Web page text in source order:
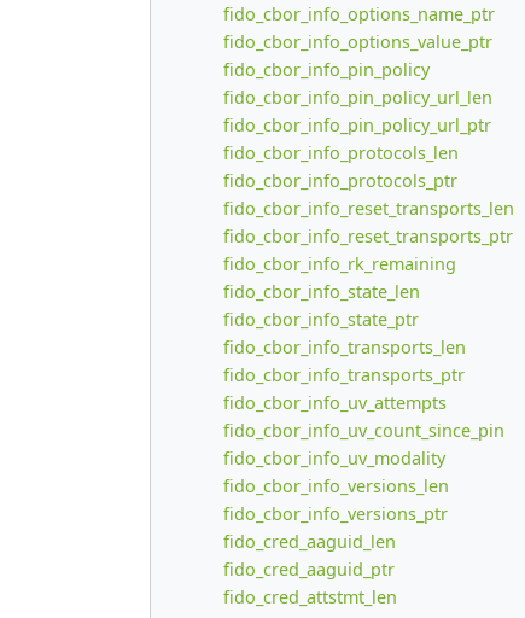
fido_cbor_info_options_name_ptr
fido_cbor_info_options_value_ptr
fido_cbor_info_pin_policy
fido_cbor_info_pin_policy_url_len
fido_cbor_info_pin_policy_url_ptr
fido_cbor_info_protocols_len
fido_cbor_info_protocols_ptr
fido_cbor_info_reset_transports_len
fido_cbor_info_reset_transports_ptr
fido_cbor_info_rk_remaining
fido_cbor_info_state_len
fido_cbor_info_state_ptr
fido_cbor_info_transports_len
fido_cbor_info_transports_ptr
fido_cbor_info_uv_attempts
fido_cbor_info_uv_count_since_pin
fido_cbor_info_uv_modality
fido_cbor_info_versions_len
fido_cbor_info_versions_ptr
fido_cred_aaguid_len
fido_cred_aaguid_ptr
fido_cred_attstmt_len